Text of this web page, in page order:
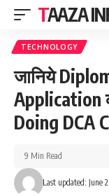
TAAZA
TECHNOLOGY
जानिये
Application
Doing DCA
Last updated: June
9 Min Read